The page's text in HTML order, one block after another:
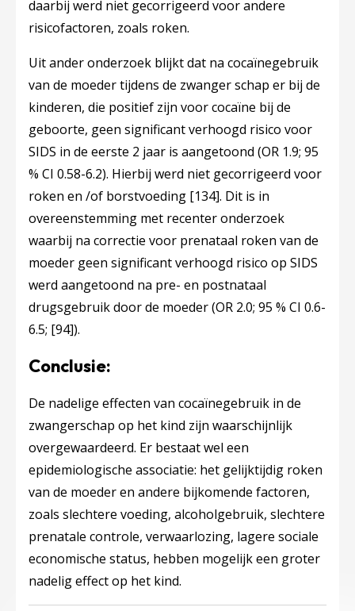
daarbij werd niet gecorrigeerd voor andere
risicofactoren, zoals roken.
Uit ander onderzoek blijkt dat na cocaïnegebruik
van de moeder tijdens de zwanger schap er bij de
kinderen, die positief zijn voor cocaïne bij de
geboorte, geen significant verhoogd risico voor
SIDS in de eerste 2 jaar is aangetoond (OR 1.9; 95
% CI 0.58-6.2). Hierbij werd niet gecorrigeerd voor
roken en /of borstvoeding [134]. Dit is in
overeenstemming met recenter onderzoek
waarbij na correctie voor prenataal roken van de
moeder geen significant verhoogd risico op SIDS
werd aangetoond na pre- en postnataal
drugsgebruik door de moeder (OR 2.0; 95 % CI 0.6-
6.5; [94]).
Conclusie:
De nadelige effecten van cocaïnegebruik in de
zwangerschap op het kind zijn waarschijnlijk
overgewaardeerd. Er bestaat wel een
epidemiologische associatie: het gelijktijdig roken
van de moeder en andere bijkomende factoren,
zoals slechtere voeding, alcoholgebruik, slechtere
prenatale controle, verwaarlozing, lagere sociale
economische status, hebben mogelijk een groter
nadelig effect op het kind.